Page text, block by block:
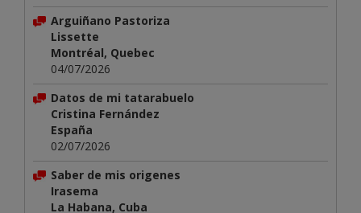
Arguiñano Pastoriza
Lissette
Montréal, Quebec
04/07/2026
Datos de mi tatarabuelo
Cristina Fernández
España
02/07/2026
Saber de mis origenes
Irasema
La Habana, Cuba